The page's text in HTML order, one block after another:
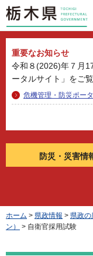
栃木県
重要なお知らせ
令和８(2026)年７月
ータルサイト」をご覧
危機管理・防災ポー
防災・ 災害情
ホーム > 県政情報 > 県政の
ン）
> 自衛官採用試験